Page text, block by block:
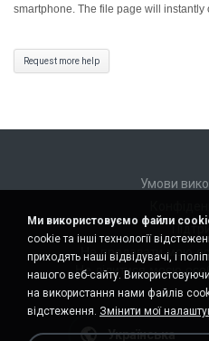
smartphone. The file page will
Request more help
Умови
Не продавати мою
Не ділитися моєю
Українська
Ми використовуємо файли
cookie та інші технології
приходять наші відвідувачі, і
нашого веб-сайту.
на використання нами файлів
відстеження. Змінити мої